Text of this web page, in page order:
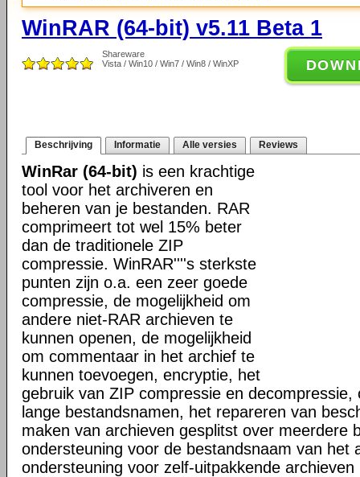
WinRAR (64-bit) v5.11 Beta 1
Shareware
Vista / Win10 / Win7 / Win8 / WinXP
Beschrijving Informatie Alle versies Reviews
WinRar (64-bit) is een krachtige
tool voor het archiveren en
beheren van je bestanden. RAR
comprimeert tot wel 15% beter
dan de traditionele ZIP
compressie. WinRAR''''s sterkste
punten zijn o.a. een zeer goede
compressie, de mogelijkheid om
andere niet-RAR archieven te
kunnen openen, de mogelijkheid
om commentaar in het archief te
kunnen toevoegen, encryptie, het
gebruik van ZIP compressie en decompressie,
lange bestandsnamen, het repareren van
maken van archieven gesplitst over meerdere
ondersteuning voor de bestandsnaam van het
ondersteuning voor zelf-uitpakkende archieven